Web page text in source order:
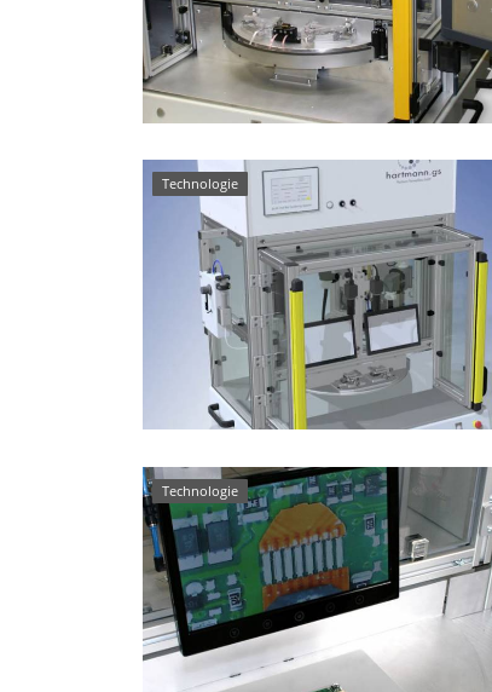
Technologie
Technologie
Bügellötanlage mit einem dreifach geteilten
Drehteller bzw. 3 Arbeitsstationen